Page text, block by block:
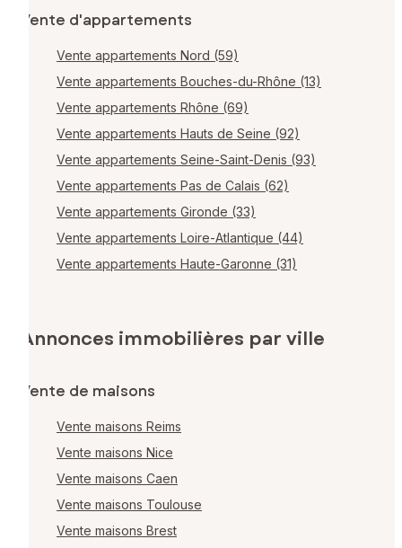
Vente d'appartements
Vente appartements Nord (59)
Vente appartements Bouches-du-Rhône (13)
Vente appartements Rhône (69)
Vente appartements Hauts de Seine (92)
Vente appartements Seine-Saint-Denis (93)
Vente appartements Pas de Calais (62)
Vente appartements Gironde (33)
Vente appartements Loire-Atlantique (44)
Vente appartements Haute-Garonne (31)
Annonces immobilières par ville
Vente de maisons
Vente maisons Reims
Vente maisons Nice
Vente maisons Caen
Vente maisons Toulouse
Vente maisons Brest